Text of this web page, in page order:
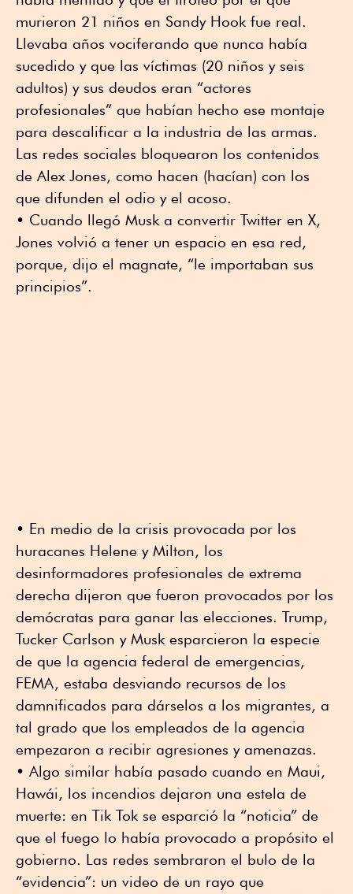
murieron 21 niños en Sandy Hook fue real.
Llevaba años vociferando que nunca había
sucedido y que las víctimas (20 niños y seis
adultos) y sus deudos eran “actores
profesionales” que habían hecho ese montaje
para descalificar a la industria de las armas.
Las redes sociales bloquearon los contenidos
de Alex Jones, como hacen (hacían) con los
que difunden el odio y el acoso.
• Cuando llegó Musk a convertir Twitter en X,
Jones volvió a tener un espacio en esa red,
porque, dijo el magnate, “le importaban sus
principios”.
• En medio de la crisis provocada por los
huracanes Helene y Milton, los
desinformadores profesionales de extrema
derecha dijeron que fueron provocados por los
demócratas para ganar las elecciones. Trump,
Tucker Carlson y Musk esparcieron la especie
de que la agencia federal de emergencias,
FEMA, estaba desviando recursos de los
damnificados para dárselos a los migrantes, a
tal grado que los empleados de la agencia
empezaron a recibir agresiones y amenazas.
• Algo similar había pasado cuando en Maui,
Hawái, los incendios dejaron una estela de
muerte: en Tik Tok se esparció la “noticia” de
que el fuego lo había provocado a propósito el
gobierno. Las redes sembraron el bulo de la
“evidencia”: un video de un rayo que